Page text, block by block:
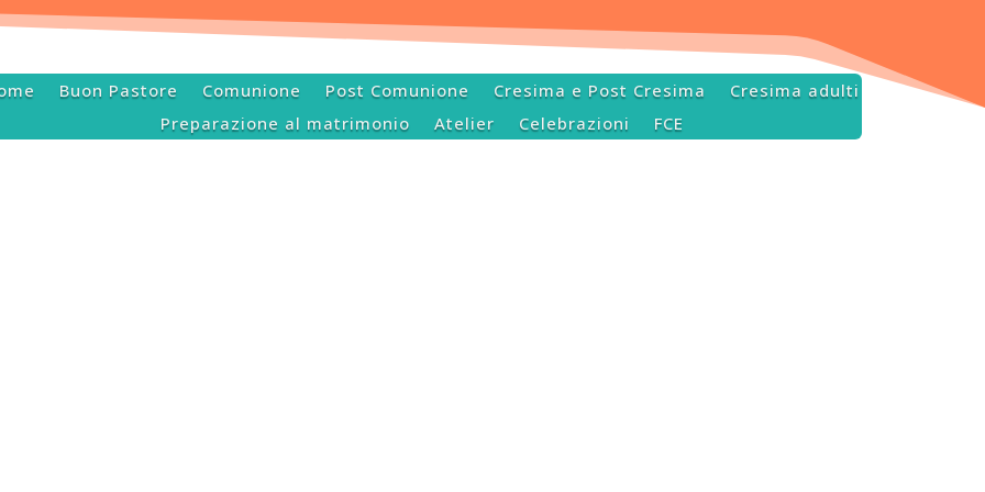
Buon Pastore Comunione Post Comunione Cresima e Post Cresima
Cresima adulti
Preparazione al matrimonio
Atelier Celebrazioni FCE